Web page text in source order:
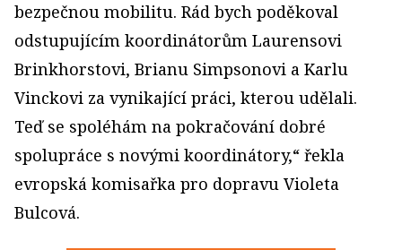
bezpečnou mobilitu. Rád bych poděkoval
odstupujícím koordinátorům Laurensovi
Brinkhorstovi, Brianu Simpsonovi a Karlu
Vinckovi za vynikající práci, kterou udělali.
Teď se spoléhám na pokračování dobré
spolupráce s novými koordinátory,“ řekla
evropská komisařka pro dopravu Violeta
Bulcová.